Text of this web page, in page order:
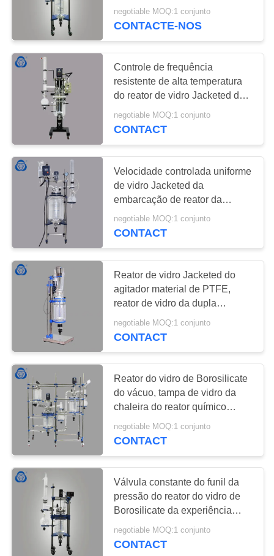
negativa da embarcação da
operação lisa
negotiable MOQ:1 conjunto
CONTACTE-NOS
Controle de frequência
resistente de alta temperatura
do reator de vidro Jacketed da
destilação
negotiable MOQ:1 conjunto
CONTACT
Velocidade controlada uniforme
de vidro Jacketed da
embarcação de reator da
alimentação conveniente
negotiable MOQ:1 conjunto
CONTACT
Reator de vidro Jacketed do
agitador material de PTFE,
reator de vidro da dupla
camada à prova de explosões
negotiable MOQ:1 conjunto
CONTACT
Reator do vidro de Borosilicate
do vácuo, tampa de vidro da
chaleira do reator químico
separadamente
negotiable MOQ:1 conjunto
CONTACT
Válvula constante do funil da
pressão do reator do vidro de
Borosilicate da experiência
ajustável
negotiable MOQ:1 conjunto
CONTACT